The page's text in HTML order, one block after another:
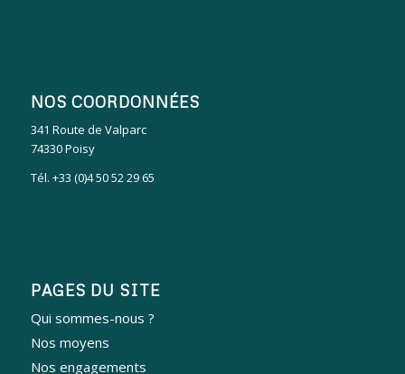
NOS COORDONNÉES
341 Route de Valparc
74330 Poisy
Tél. +33 (0)4 50 52 29 65
PAGES DU SITE
Qui sommes-nous ?
Nos moyens
Nos engagements